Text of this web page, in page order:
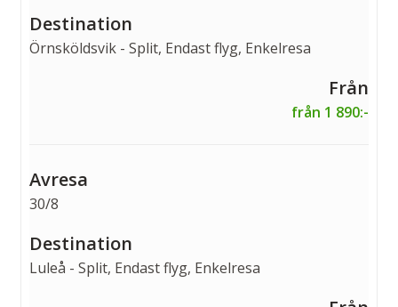
Örnsköldsvik - Split, Endast flyg, Enkelresa
från 1 890:-
30/8
Luleå - Split, Endast flyg, Enkelresa